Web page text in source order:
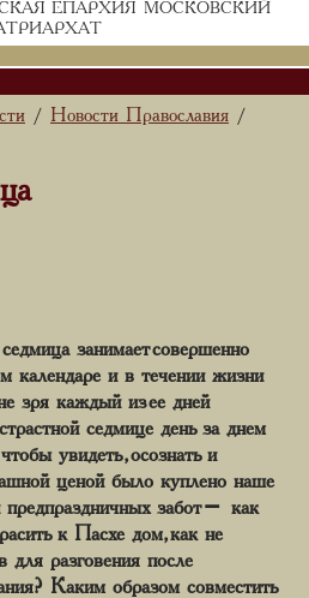
ЕПАРХИЯ МОСКОВСКИЙ
/ Новости Православия /
занимает совершенно
календаре и в течении жизни
зря каждый из ее дней
седмице день за днем
увидеть, осознать и
ценой было куплено наше
забот – как
к Пасхе дом, как не
для разговения после
Каким образом совместить